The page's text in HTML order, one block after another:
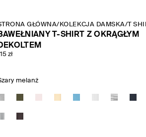
GŁÓWNA/ KOLEKCJA DAMSKA/T
T-SHIRT Z OKRĄGŁYM
zł
melanż